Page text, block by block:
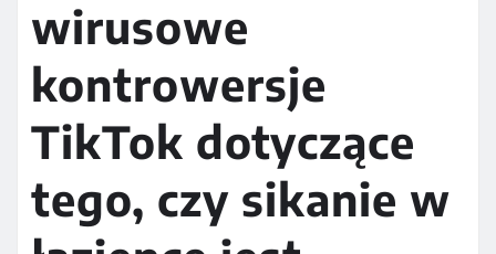
wirusowe
kontrowersje
TikTok dotyczące
tego, czy sikanie w